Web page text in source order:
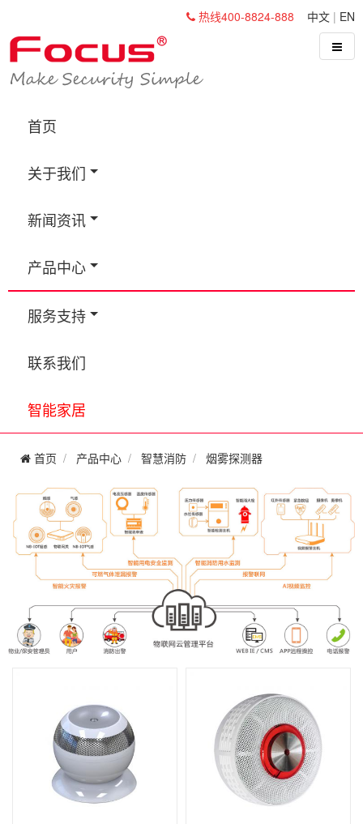
中文 | EN
热线400-8824-888
首页
关于我们
新闻资讯
产品中心
服务支持
联系我们
智能家居
首页 产品中心 智慧消防 烟雾探测器